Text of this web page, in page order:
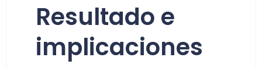
Resultado e
implicaciones